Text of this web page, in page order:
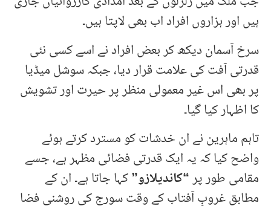
ہیں اور ہزاروں افراد اب بھی لاپتا ہیں۔
سرخ آسمان دیکھ کر بعض افراد نے اسے کسی نئی
قدرتی آفت کی علامت قرار دیا، جبکہ سوشل میڈیا
پر بھی اس غیر معمولی منظر پر حیرت اور تشویش
کا اظہار کیا گیا۔
تاہم ماہرین نے ان خدشات کو مسترد کرتے ہوئے
واضح کیا کہ یہ ایک قدرتی فضائی مظہر ہے، جسے
مقامی طور پر“کاندیلازو”کہا جاتا ہے۔ ان کے
مطابق غروبِ آفتاب کے وقت سورج کی روشنی فضا